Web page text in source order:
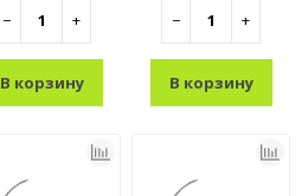
− +
В корзину
− +
В корзину